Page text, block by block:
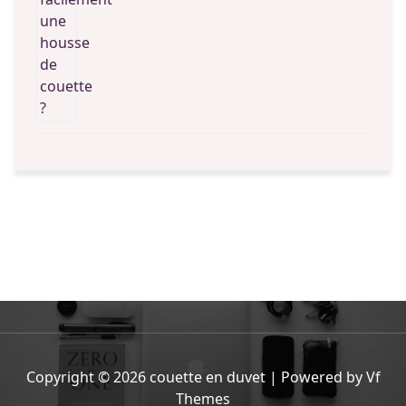
Copyright © 2026 couette en duvet | Powered byVf
Themes